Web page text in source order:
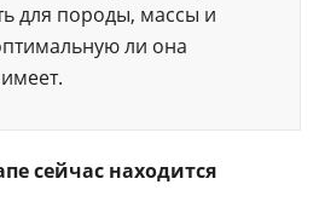
для породы, массы и
ли она
сейчас находится